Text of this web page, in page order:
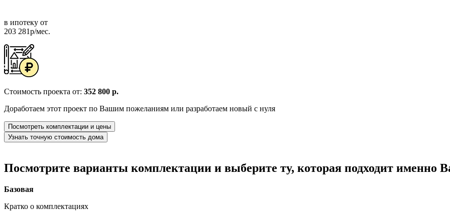
в ипотеку от
203 281р/мес.
Стоимость проекта от: 352 800 р.
Доработаем этот проект по Вашим пожеланиям или разработаем новый с нуля
Посмотреть комплектации и цены
Узнать точную стоимость дома
Посмотрите варианты комплектации и выберите ту, которая подходит именно
Базовая
Кратко о комплектациях